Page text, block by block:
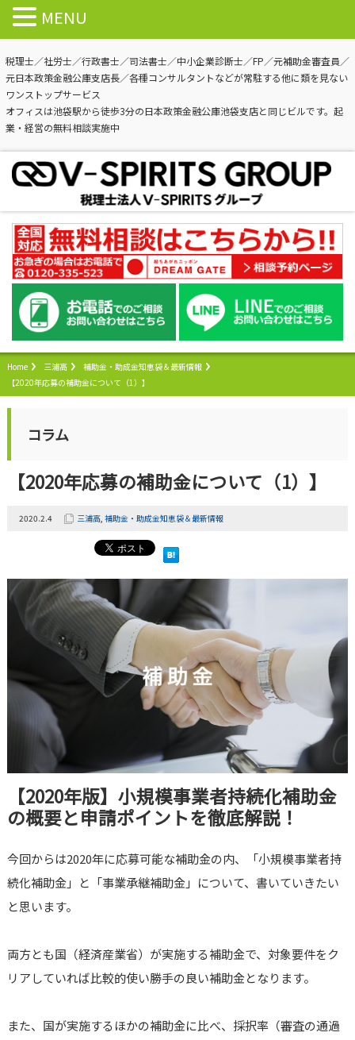
税理士／社労士／行政書士／司法書士／中小企業診断士／FP／元補助金審査員／
元日本政策金融公庫支店長／各種コンサルタントなどが常駐する他に類を見ない
ワンストップサービス
オフィスは池袋駅から徒歩3分の日本政策金融公庫池袋支店と同じビルです。起
業・経営の無料相談実施中
Home 三浦高
補助金・助成金知恵袋＆最新情報
【2020年応募の補助金について（1）】
コラム
【2020年応募の補助金について（1）】
2020.2.4 三浦高, 補助金・助成金知恵袋＆最新情報
【2020年版】小規模事業者持続化補助金
の概要と申請ポイントを徹底解説！
今回からは2020年に応募可能な補助金の内、「小規模事業者持
続化補助金」と「事業承継補助金」について、書いていきたい
と思います。
両方とも国（経済産業省）が実施する補助金で、対象要件をク
リアしていれば比較的使い勝手の良い補助金となります。
また、国が実施するほかの補助金に比べ、採択率（審査の通過
MENU